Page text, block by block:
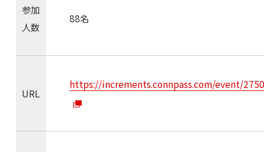
参加
人数
88名
URL
https://increments.connpass.com/event/